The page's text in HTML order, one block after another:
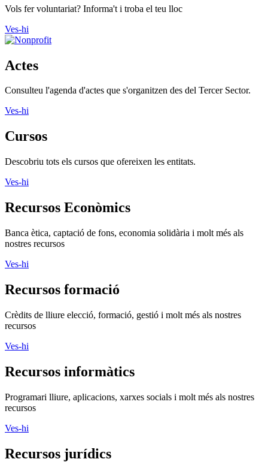
Vols fer voluntariat? Informa't i troba el teu lloc
Ves-hi
Actes
Consulteu l'agenda d'actes que s'organitzen des del Tercer Sector.
Ves-hi
Cursos
Descobriu tots els cursos que ofereixen les entitats.
Ves-hi
Recursos Econòmics
Banca ètica, captació de fons, economia solidària i molt més als
nostres recursos
Ves-hi
Recursos formació
Crèdits de lliure elecció, formació, gestió i molt més als nostres
recursos
Ves-hi
Recursos informàtics
Programari lliure, aplicacions, xarxes socials i molt més als nostres
recursos
Ves-hi
Recursos jurídics